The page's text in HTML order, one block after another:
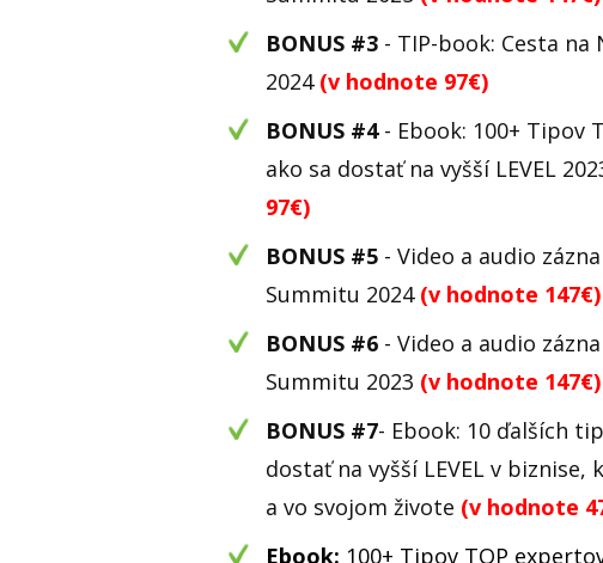
BONUS #3 - TIP-book: Cesta na
2024 (v hodnote 97€)
BONUS #4- Ebook: 100+ Tipov
ako sa dostať na vyšší LEVEL
97€)
BONUS #5 - Video a audio
Summitu 2024 (v hodnote 147€)
BONUS #6 - Video a audio
Summitu 2023 (v hodnote 147€)
BONUS #7- Ebook: 10 ďalších
dostať na vyšší LEVEL v biznise,
a vo svojom živote (v hodnote
Ebook: 100+ Tipov TOP